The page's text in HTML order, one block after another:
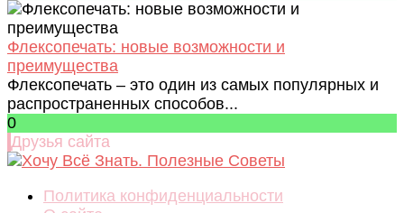
Флексопечать: новые возможности и
преимущества
Флексопечать – это один из самых популярных и
распространенных способов...
0
Друзья сайта
Политика конфиденциальности